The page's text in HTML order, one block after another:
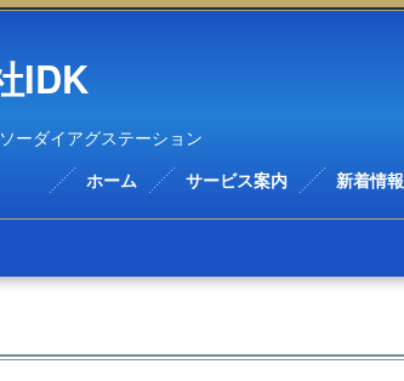
IDK
ーダイアグステーション
ホーム サービス案内 新着情報